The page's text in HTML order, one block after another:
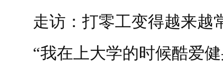
走访：打零工变得越来越
“我在上大学的时候酷爱健